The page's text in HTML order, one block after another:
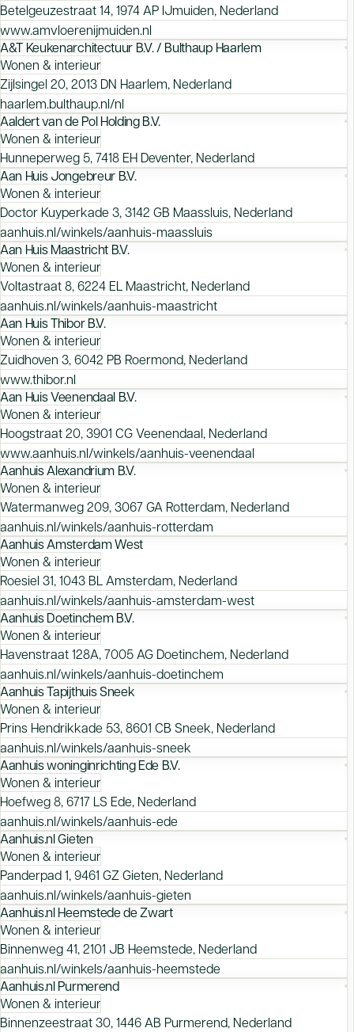
Betelgeuzestraat 14, 1974 AP IJmuiden, Nederland
www.amvloerenijmuiden.nl
A&T Keukenarchitectuur B.V. / Bulthaup Haarlem
Wonen & interieur
Zijlsingel 20, 2013 DN Haarlem, Nederland
haarlem.bulthaup.nl/nl
Aaldert van de Pol Holding B.V.
Wonen & interieur
Hunneperweg 5, 7418 EH Deventer, Nederland
Aan Huis Jongebreur B.V.
Wonen & interieur
Doctor Kuyperkade 3, 3142 GB Maassluis, Nederland
aanhuis.nl/winkels/aanhuis-maassluis
Aan Huis Maastricht B.V.
Wonen & interieur
Voltastraat 8, 6224 EL Maastricht, Nederland
aanhuis.nl/winkels/aanhuis-maastricht
Aan Huis Thibor B.V.
Wonen & interieur
Zuidhoven 3, 6042 PB Roermond, Nederland
www.thibor.nl
Aan Huis Veenendaal B.V.
Wonen & interieur
Hoogstraat 20, 3901 CG Veenendaal, Nederland
www.aanhuis.nl/winkels/aanhuis-veenendaal
Aanhuis Alexandrium B.V.
Wonen & interieur
Watermanweg 209, 3067 GA Rotterdam, Nederland
aanhuis.nl/winkels/aanhuis-rotterdam
Aanhuis Amsterdam West
Wonen & interieur
Roesiel 31, 1043 BL Amsterdam, Nederland
aanhuis.nl/winkels/aanhuis-amsterdam-west
Aanhuis Doetinchem B.V.
Wonen & interieur
Havenstraat 128A, 7005 AG Doetinchem, Nederland
aanhuis.nl/winkels/aanhuis-doetinchem
Aanhuis Tapijthuis Sneek
Wonen & interieur
Prins Hendrikkade 53, 8601 CB Sneek, Nederland
aanhuis.nl/winkels/aanhuis-sneek
Aanhuis woninginrichting Ede B.V.
Wonen & interieur
Hoefweg 8, 6717 LS Ede, Nederland
aanhuis.nl/winkels/aanhuis-ede
Aanhuis.nl Gieten
Wonen & interieur
Panderpad 1, 9461 GZ Gieten, Nederland
aanhuis.nl/winkels/aanhuis-gieten
Aanhuis.nl Heemstede de Zwart
Wonen & interieur
Binnenweg 41, 2101 JB Heemstede, Nederland
aanhuis.nl/winkels/aanhuis-heemstede
Aanhuis.nl Purmerend
Wonen & interieur
Binnenzeestraat 30, 1446 AB Purmerend, Nederland